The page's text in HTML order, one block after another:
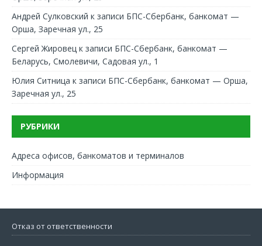
Андрей Сулковский к записи БПС-Сбербанк, банкомат —
Орша, Заречная ул., 25
Сергей Жировец к записи БПС-Сбербанк, банкомат —
Беларусь, Смолевичи, Садовая ул., 1
Юлия Ситница к записи БПС-Сбербанк, банкомат — Орша,
Заречная ул., 25
РУБРИКИ
Адреса офисов, банкоматов и терминалов
Информация
Отказ от ответственности